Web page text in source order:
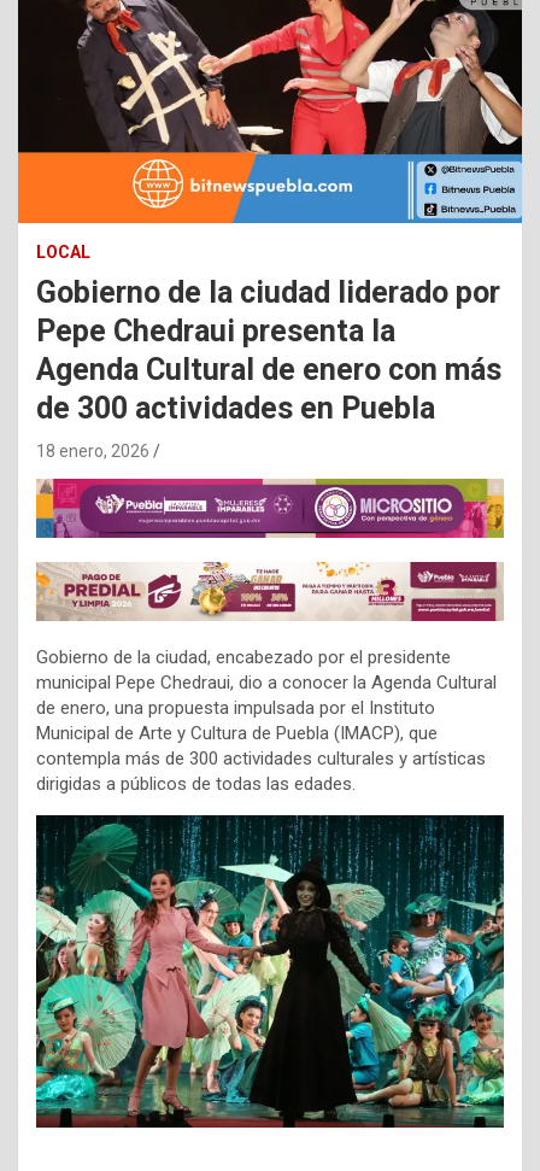
LOCAL
Gobierno de la ciudad liderado por
Pepe Chedraui presenta la
Agenda Cultural de enero con más
de 300 actividades en Puebla
18 enero, 2026
Gobierno de la ciudad, encabezado por el presidente
municipal Pepe Chedraui, dio a conocer la Agenda Cultural
de enero, una propuesta impulsada por el Instituto
Municipal de Arte y Cultura de Puebla (IMACP), que
contempla más de 300 actividades culturales y artísticas
dirigidas a públicos de todas las edades.